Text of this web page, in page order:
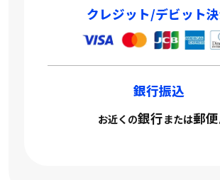
クレジット/デビット
銀行振込
お近くの銀行または郵